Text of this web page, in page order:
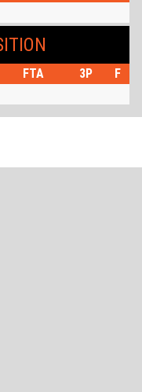
FTA 3P
F